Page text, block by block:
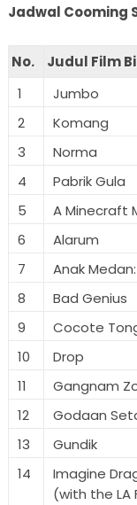
Jadwal Cooming
No.
Judul Film
1
Jumbo
2
Komang
3
Norma
4
Pabrik Gula
5
A Minecraft
6
Alarum
7
Anak
8
Bad Genius
9
Cocote
10
Drop
11
Gangnam
12
Godaan
13
Gundik
14
Imagine
(with the LA